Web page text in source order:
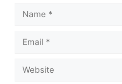
Name
Email
Website